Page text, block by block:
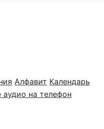
Алфавит Календарь